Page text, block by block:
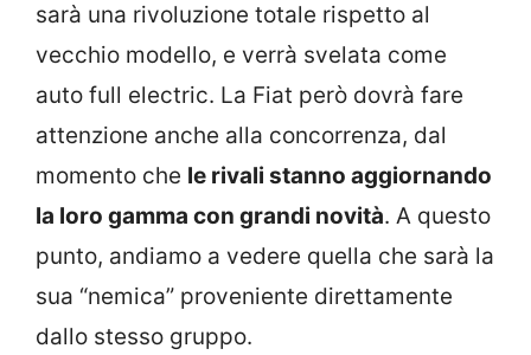
sarà una rivoluzione totale rispetto al
vecchio modello, e verrà svelata come
auto full electric. La Fiat però dovrà fare
attenzione anche alla concorrenza, dal
momento che le rivali stanno aggiornando
la loro gamma con grandi novità. A questo
punto, andiamo a vedere quella che sarà la
sua “nemica” proveniente direttamente
dallo stesso gruppo.